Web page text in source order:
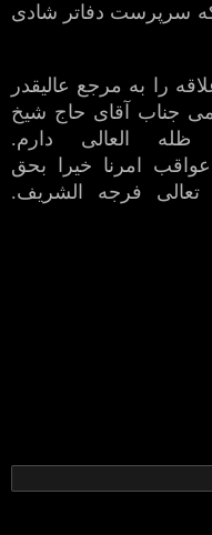
سرپرست دفاتر شادی
را به مرجع عالیقدر
جناب آقای حاج شیخ
العالی دارم.
عواقب امرنا خیرا بحق
تعالی فرجه الشریف.